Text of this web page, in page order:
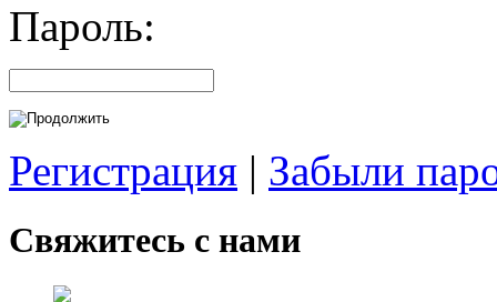
Пароль:
Регистрация | Забыли
Свяжитесь с нами